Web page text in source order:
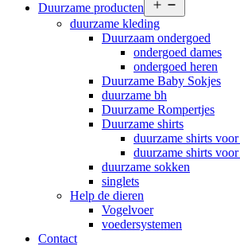
Duurzame producten
menu
duurzame kleding
Duurzaam ondergoed
ondergoed dames
ondergoed heren
Duurzame Baby Sokjes
duurzame bh
Duurzame Rompertjes
Duurzame shirts
duurzame shirts
duurzame shirts
duurzame sokken
singlets
Help de dieren
Vogelvoer
voedersystemen
Contact